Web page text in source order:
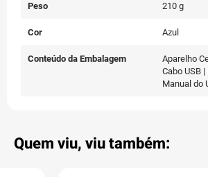
Peso 210 g
Cor Azul
Conteúdo da Embalagem
Aparelho
Cabo USB
Manual do
Quem viu, viu também: